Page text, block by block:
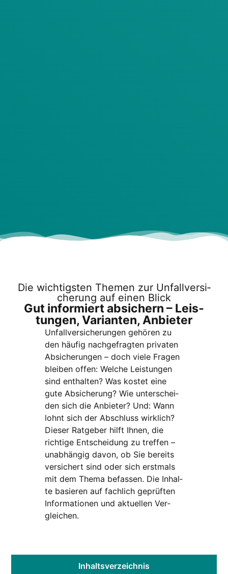
Die wich­tigs­ten The­men zur Unfall­ver­si­
che­rung auf einen Blick
Gut infor­miert absi­chern – Leis­
tun­gen, Vari­an­ten, Anbie­ter
Unfall­ver­si­che­run­gen gehö­ren zu
den häu­fig nach­ge­frag­ten pri­va­ten
Absi­che­run­gen – doch vie­le Fra­gen
blei­ben offen: Wel­che Leis­tun­gen
sind ent­hal­ten? Was kos­tet eine
gute Absi­che­rung? Wie unter­schei­
den sich die Anbie­ter? Und: Wann
lohnt sich der Abschluss wirk­lich?
Die­ser Rat­ge­ber hilft Ihnen, die
rich­ti­ge Ent­schei­dung zu tref­fen –
unab­hän­gig davon, ob Sie bereits
ver­si­chert sind oder sich erst­mals
mit dem The­ma befas­sen. Die Inhal­
te basie­ren auf fach­lich geprüf­ten
Infor­ma­tio­nen und aktu­el­len Ver­
glei­chen.
Inhalts­ver­zeich­nis